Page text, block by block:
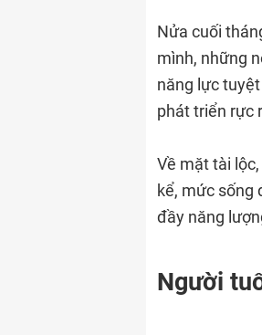
Nửa cuối
mình, những
năng lực
phát triển rực
Về mặt tài
kể, mức sống
đầy năng
Người